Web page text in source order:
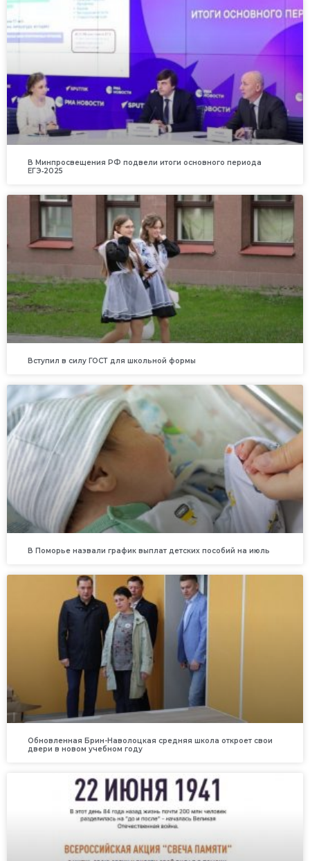
В Минпросвещения РФ подвели итоги основного периода
ЕГЭ‑2025
Вступил в силу ГОСТ для школьной формы
В Поморье назвали график выплат детских пособий на июль
Обновленная Брин-Наволоцкая средняя школа откроет свои
двери в новом учебном году